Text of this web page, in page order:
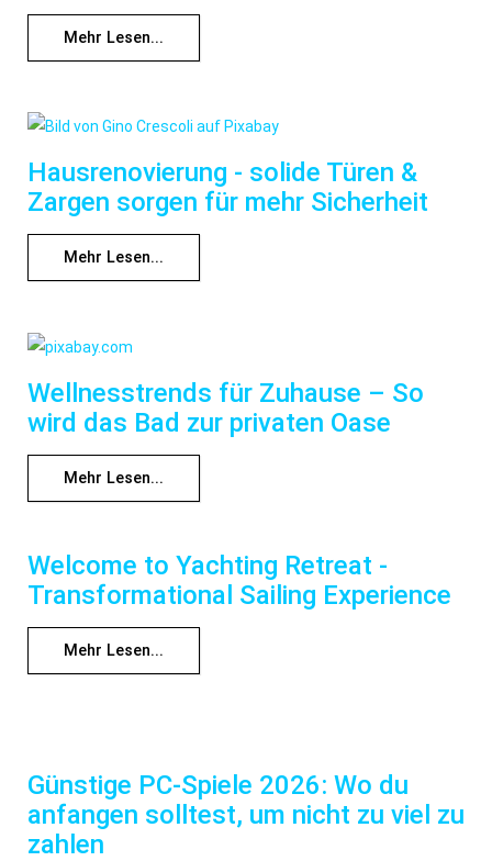
Mehr Lesen...
Hausrenovierung - solide Türen &
Zargen sorgen für mehr Sicherheit
Mehr Lesen...
Wellnesstrends für Zuhause – So
wird das Bad zur privaten Oase
Mehr Lesen...
Welcome to Yachting Retreat -
Transformational Sailing Experience
Mehr Lesen...
Günstige PC-Spiele 2026: Wo du
anfangen solltest, um nicht zu viel zu
zahlen